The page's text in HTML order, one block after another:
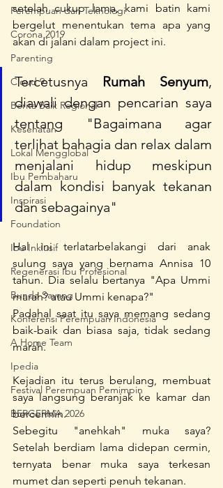
Perempuan dan Teknologi
Corona 2019
Parenting
Cloud 9
Berita Baik Regional
Kesehatan
Lokal Mengglobal
Ibu Pembaharu
Inspirasi
Foundation
Ibu Inklusif
Regenerasi Ibu Profesional
Bunda Sayang
Konferensi Perempuan Indonesia
A Home Team
Ipedia
Festival Perempuan Pemimpin
BERGERMA 2026
setelah cukup lama, kami batin kami
bergelut menentukan tema apa yang
akan di jalani dalam project ini.
Tercetusnya Rumah Senyum,
diawali dengan pencarian saya
tentang "Bagaimana agar
terlihat bahagia dan relax dalam
menjalani hidup meskipun
dalam kondisi banyak tekanan
dan sebagainya"
Hal ini terlatarbelakangi dari anak
sulung saya yang bernama Annisa 10
tahun. Dia selalu bertanya "Apa Ummi
marah? atau Ummi kenapa?"
Padahal saat itu saya memang sedang
baik-baik dan biasa saja, tidak sedang
marah.
Kejadian itu terus berulang, membuat
saya langsung beranjak ke kamar dan
bercermin.
Sebegitu "anehkah" muka saya?
Setelah berdiam lama didepan cermin,
ternyata benar muka saya terkesan
mumet dan seperti penuh tekanan.